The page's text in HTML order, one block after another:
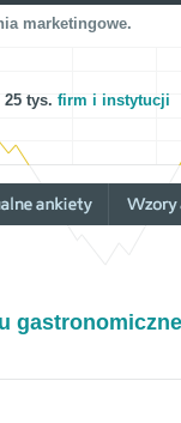
marketingowe.
25 tys. firm i instytucji